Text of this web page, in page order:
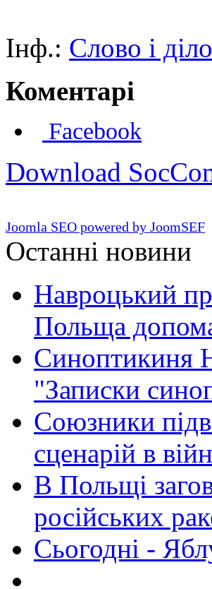
Інф.: Слово і діло
Коментарі
Facebook
Download
Joomla SEO powered by JoomSEF
Останні новини
Навроцький
Польща
Синоптикиня
"Записки
Союзники
сценарій в
В Польщі
російських
Сьогодні -